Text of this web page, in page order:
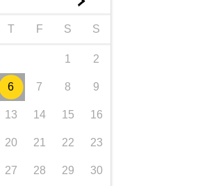
T F S S
1 2
6 7 8 9
13 14 15 16
20 21 22 23
27 28 29 30